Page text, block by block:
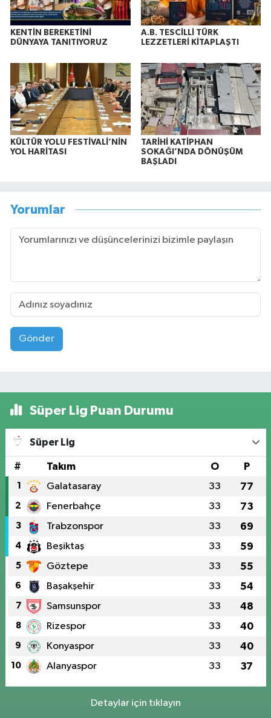
KENTİN BEREKETİNİ
DÜNYAYA TANITIYORUZ
A.B. TESCİLLİ TÜRK
LEZZETLERİ KİTAPLAŞTI
KÜLTÜR YOLU FESTİVALİ’NİN
YOL HARİTASI
TARİHİ KATİPHAN
SOKAĞI’NDA DÖNÜŞÜM
BAŞLADI
Yorumlar
Gönder
Süper Lig Puan Durumu
Süper Lig
# Takım O P
1 Galatasaray 33 77
2 Fenerbahçe 33 73
3 Trabzonspor 33 69
4 Beşiktaş 33 59
5 Göztepe 33 55
6 Başakşehir 33 54
7 Samsunspor 33 48
8 Rizespor 33 40
9 Konyaspor 33 40
10 Alanyaspor 33 37
Detaylar için tıklayın